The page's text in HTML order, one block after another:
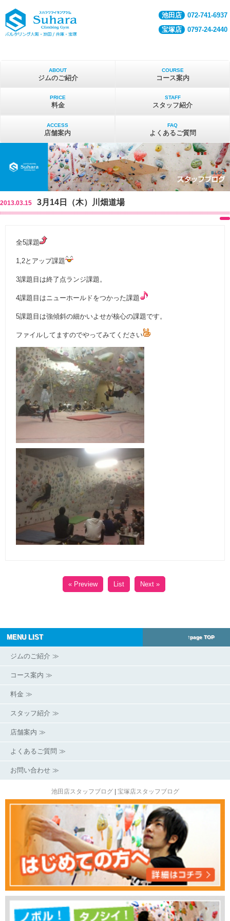
池田店
072-741-6937
宝塚店
0797-24-2440
ABOUT
ジムのご紹介
COURSE
コース案内
PRICE
料金
STAFF
スタッフ紹介
ACCESS
店舗案内
FAQ
よくあるご質問
2013.03.15 3月14日（木）川畑道場
全5課題
1,2とアップ課題
3課題目は終了点ランジ課題。
4課題目はニューホールドをつかった課題
5課題目は強傾斜の細かいよせが核心の課題です。
ファイルしてますのでやってみてください
« Preview List Next »
MENU LIST ↑page TOP
ジムのご紹介 ≫
コース案内 ≫
料金 ≫
スタッフ紹介 ≫
店舗案内 ≫
よくあるご質問 ≫
お問い合わせ ≫
池田店スタッフブログ| 宝塚店スタッフブログ